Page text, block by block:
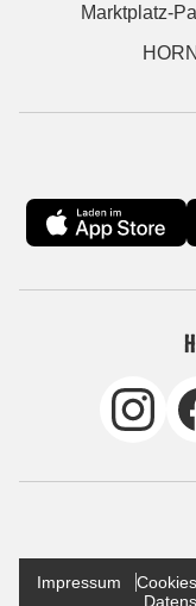
Marktplatz-
Impressum Cookies